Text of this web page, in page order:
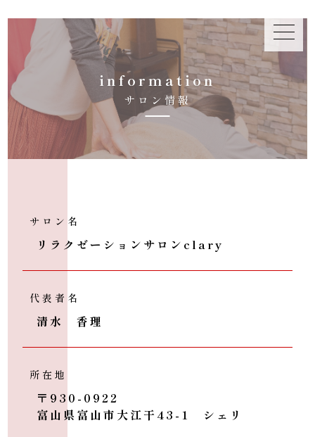
i n fo rm ation
サ ロ ン 情報
サロン名
リラクゼーションサロンclary
代表者名
清水 香理
所在地
〒930-0922
富山県富山市大江干43-1 シェリ